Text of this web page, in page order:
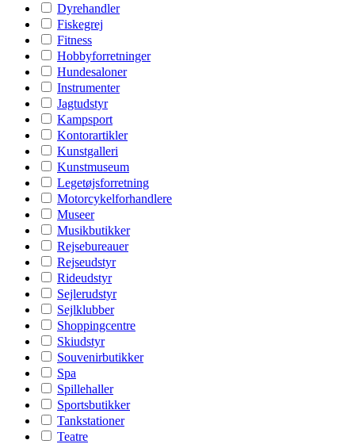
Dyrehandler
Fiskegrej
Fitness
Hobbyforretninger
Hundesaloner
Instrumenter
Jagtudstyr
Kampsport
Kontorartikler
Kunstgalleri
Kunstmuseum
Legetøjsforretning
Motorcykelforhandlere
Museer
Musikbutikker
Rejsebureauer
Rejseudstyr
Rideudstyr
Sejlerudstyr
Sejlklubber
Shoppingcentre
Skiudstyr
Souvenirbutikker
Spa
Spillehaller
Sportsbutikker
Tankstationer
Teatre